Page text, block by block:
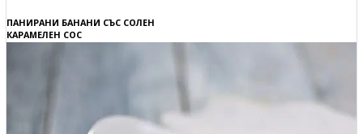
ПАНИРАНИ БАНАНИ СЪС СОЛЕН
КАРАМЕЛЕН СОС